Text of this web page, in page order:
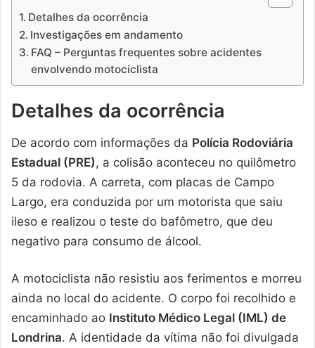
Detalhes da ocorrência
Investigações em andamento
FAQ – Perguntas frequentes sobre acidentes
envolvendo motociclista
Detalhes da ocorrência
De acordo com informações da Polícia Rodoviária
Estadual (PRE), a colisão aconteceu no quilômetro
5 da rodovia. A carreta, com placas de Campo
Largo, era conduzida por um motorista que saiu
ileso e realizou o teste do bafômetro, que deu
negativo para consumo de álcool.
A motociclista não resistiu aos ferimentos e morreu
ainda no local do acidente. O corpo foi recolhido e
encaminhado ao Instituto Médico Legal (IML) de
Londrina. A identidade da vítima não foi divulgada